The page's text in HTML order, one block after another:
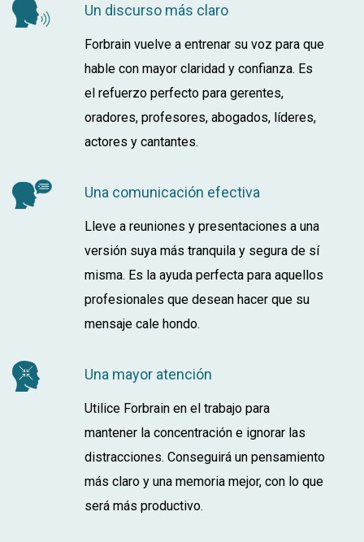
Un discurso más claro
Forbrain vuelve a entrenar su voz para que
hable con mayor claridad y confianza. Es
el refuerzo perfecto para gerentes,
oradores, profesores, abogados, líderes,
actores y cantantes.
Una comunicación efectiva
Lleve a reuniones y presentaciones a una
versión suya más tranquila y segura de sí
misma. Es la ayuda perfecta para aquellos
profesionales que desean hacer que su
mensaje cale hondo.
Una mayor atención
Utilice Forbrain en el trabajo para
mantener la concentración e ignorar las
distracciones. Conseguirá un pensamiento
más claro y una memoria mejor, con lo que
será más productivo.